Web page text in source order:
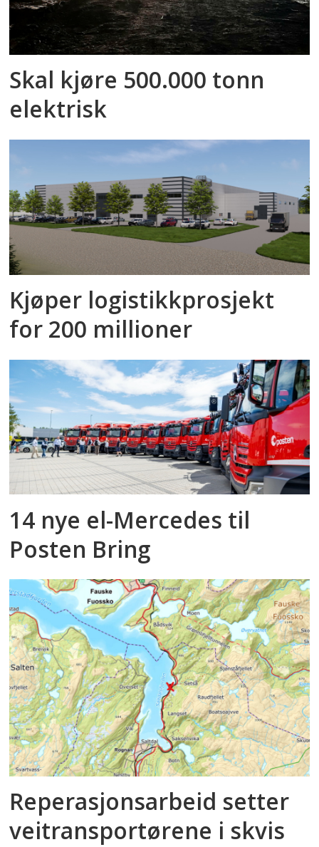
Skal kjøre 500.000 tonn
elektrisk
Kjøper logistikkprosjekt
for 200 millioner
14 nye el-Mercedes til
Posten Bring
Reperasjonsarbeid setter
veitransportørene i skvis